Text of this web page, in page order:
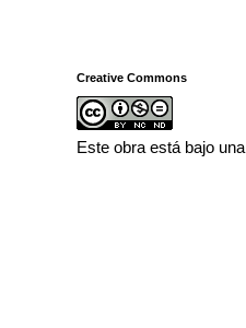
Creative Commons
Este obra está bajo una